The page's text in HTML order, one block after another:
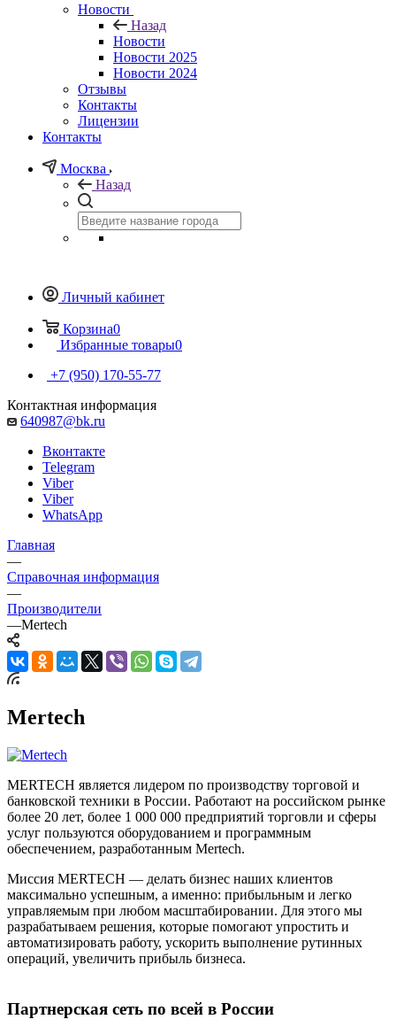
Новости
Назад
Новости
Новости 2025
Новости 2024
Отзывы
Контакты
Лицензии
Контакты
Москва
Назад
Личный кабинет
Корзина0
Избранные товары0
+7 (950) 170-55-77
Контактная информация
640987@bk.ru
Вконтакте
Telegram
Viber
Viber
WhatsApp
Главная
—
Справочная информация
—
Производители
—Mertech
Mertech
MERTECH является лидером по производству торговой и
банковской техники в России. Работают на российском рынке
более 20 лет, более 1 000 000 предприятий торговли и сферы
услуг пользуются оборудованием и программным
обеспечением, разработанным Mertech.
Миссия MERTECH — делать бизнес наших клиентов
максимально успешным, а именно: прибыльным и легко
управляемым при любом масштабировании. Для этого мы
разрабатываем решения, которые помогают упростить и
автоматизировать работу, ускорить выполнение рутинных
операций, увеличить прибыль бизнеса.
Партнерская сеть по всей в России